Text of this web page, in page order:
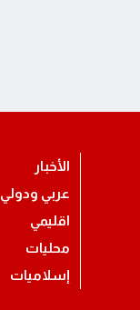
الأخبار
عربي ودولي
اقليمي
محليات
إسلاميات